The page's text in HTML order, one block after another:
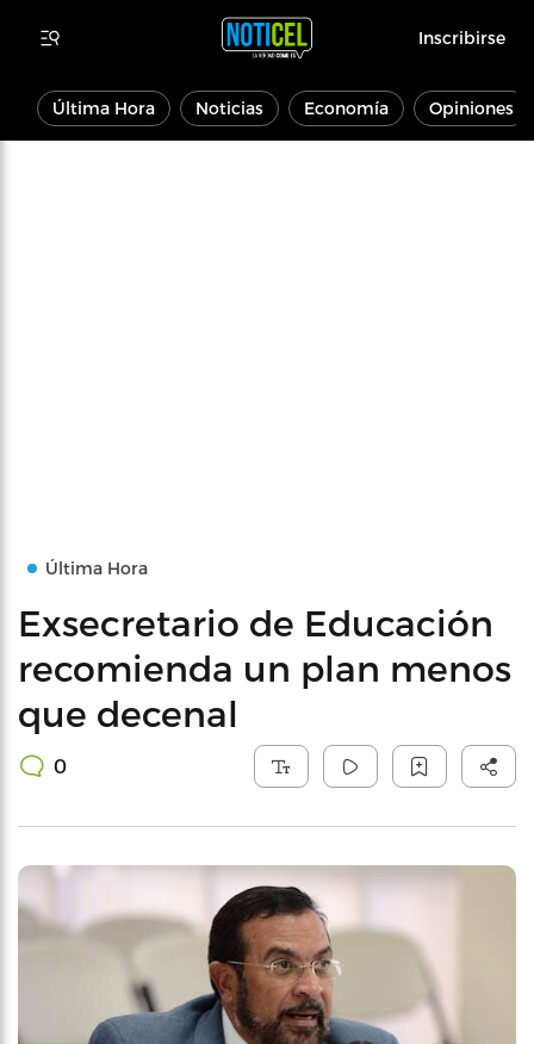
Inscribirse
Última Hora Noticias Economía Opiniones
Última Hora
Exsecretario de Educación
recomienda un plan menos
que decenal
0